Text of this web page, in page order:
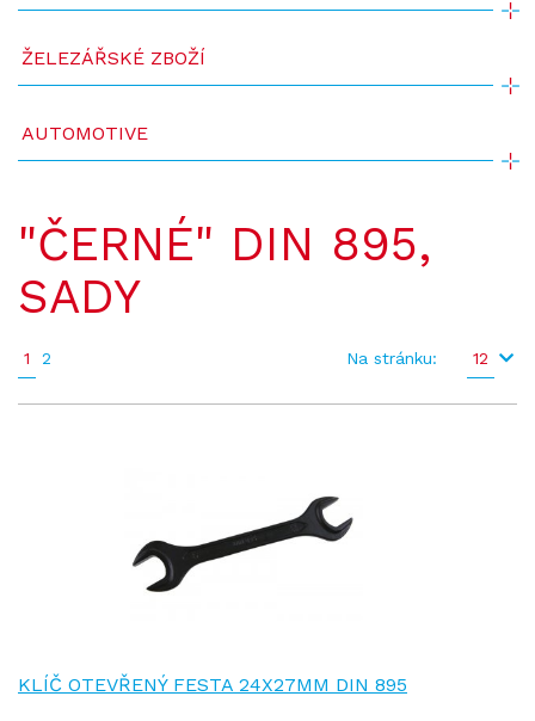
ŽELEZÁŘSKÉ ZBOŽÍ
AUTOMOTIVE
"ČERNÉ" DIN 895,
SADY
1 2 Na stránku: 12
KLÍČ OTEVŘENÝ FESTA 24X27MM DIN 895